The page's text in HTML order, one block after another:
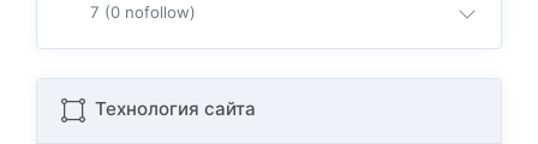
7 (0 nofollow)
Технология сайта